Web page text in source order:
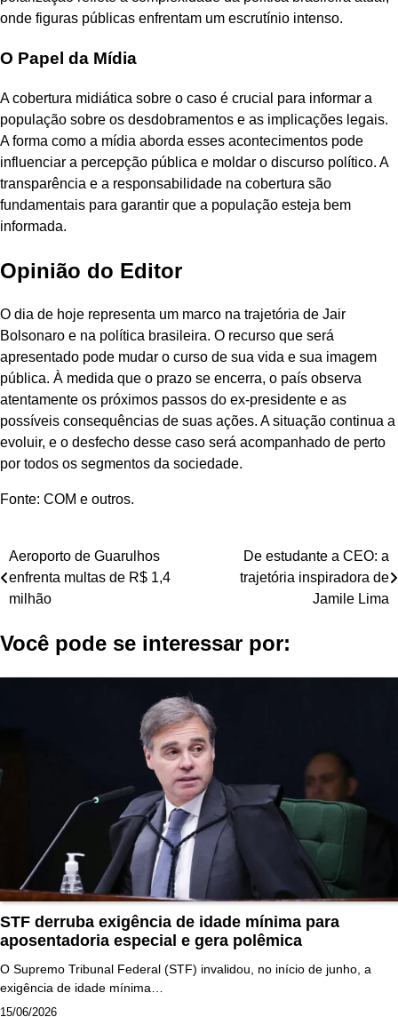
onde figuras públicas enfrentam um escrutínio intenso.
O Papel da Mídia
A cobertura midiática sobre o caso é crucial para informar a
população sobre os desdobramentos e as implicações legais.
A forma como a mídia aborda esses acontecimentos pode
influenciar a percepção pública e moldar o discurso político. A
transparência e a responsabilidade na cobertura são
fundamentais para garantir que a população esteja bem
informada.
Opinião do Editor
O dia de hoje representa um marco na trajetória de Jair
Bolsonaro e na política brasileira. O recurso que será
apresentado pode mudar o curso de sua vida e sua imagem
pública. À medida que o prazo se encerra, o país observa
atentamente os próximos passos do ex-presidente e as
possíveis consequências de suas ações. A situação continua a
evoluir, e o desfecho desse caso será acompanhado de perto
por todos os segmentos da sociedade.
Fonte: COM e outros.
Navegação
de
Aeroporto de Guarulhos
enfrenta multas de R$ 1,4
milhão
De estudante a CEO: a
trajetória inspiradora de
Jamile Lima
Você pode se interessar por:
STF derruba exigência de idade mínima para
aposentadoria especial e gera polêmica
O Supremo Tribunal Federal (STF) invalidou, no início de junho, a
exigência de idade mínima…
15/06/2026